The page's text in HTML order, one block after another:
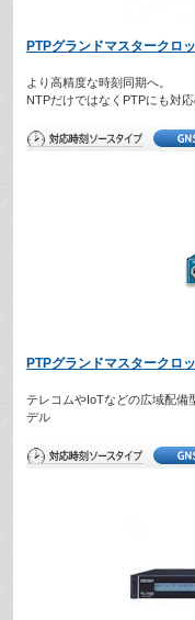
PTPグランドマスタークロ
より高精度な時刻同期へ。
NTPだけではなくPTPにも対
PTPグランドマスタークロ
テレコムやIoTなどの広域配備
デル